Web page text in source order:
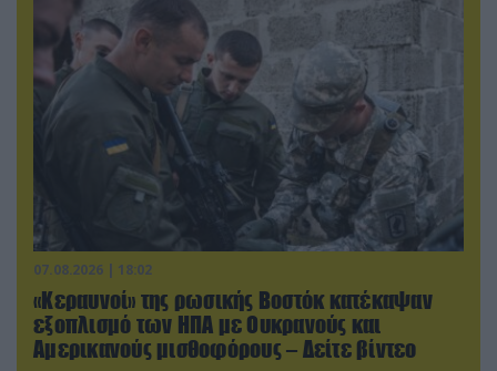
07.08.2026 | 18:02
«Κεραυνοί» της ρωσικής Βοστόκ κατέκαψαν
εξοπλισμό των ΗΠΑ με Ουκρανούς και
Αμερικανούς μισθοφόρους – Δείτε βίντεο